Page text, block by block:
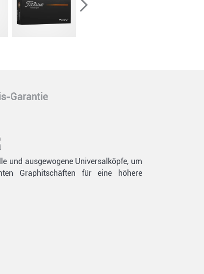
Garantie
und ausgewogene Universalköpfe, um
Graphitschäften für eine höhere